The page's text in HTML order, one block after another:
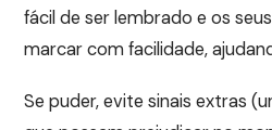
fácil de ser lembrado e os
marcar com facilidade,
Se puder, evite sinais extras